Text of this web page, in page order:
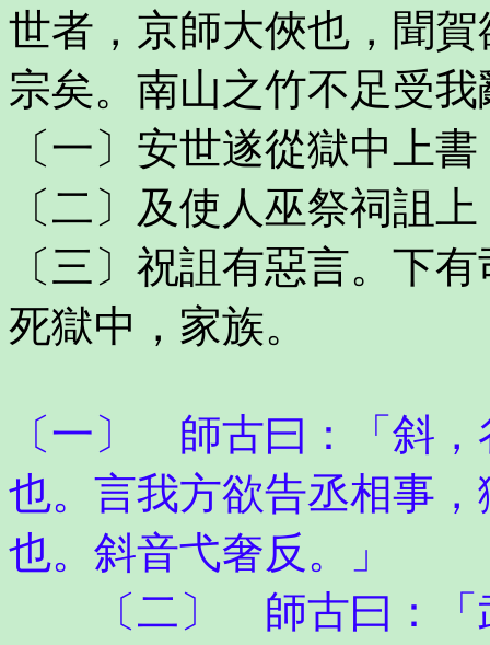
世者，京師大俠也，聞
宗矣。南山之竹不足受
〔一〕安世遂從獄中上
〔二〕及使人巫祭祠詛
〔三〕祝詛有惡言。下
死獄中，家族。
〔一〕 師古曰：「斜
也。言我方欲告丞相事
也。斜音弋奢反。」
〔二〕 師古曰：「